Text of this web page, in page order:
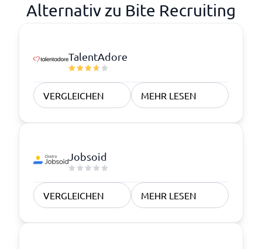
Alternativ zu Bite Recruiting
TalentAdore
VERGLEICHEN MEHR LESEN
Jobsoid
VERGLEICHEN MEHR LESEN